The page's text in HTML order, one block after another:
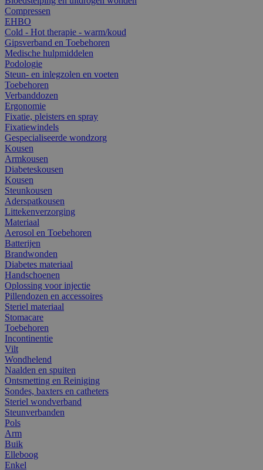
Compressen
EHBO
Cold - Hot therapie - warm/koud
Gipsverband en Toebehoren
Medische hulpmiddelen
Podologie
Steun- en inlegzolen en voeten
Toebehoren
Verbanddozen
Ergonomie
Fixatie, pleisters en spray
Fixatiewindels
Gespecialiseerde wondzorg
Kousen
Armkousen
Diabeteskousen
Kousen
Steunkousen
Aderspatkousen
Littekenverzorging
Materiaal
Aerosol en Toebehoren
Batterijen
Brandwonden
Diabetes materiaal
Handschoenen
Oplossing voor injectie
Pillendozen en accessoires
Steriel materiaal
Stomacare
Toebehoren
Incontinentie
Vilt
Wondhelend
Naalden en spuiten
Ontsmetting en Reiniging
Sondes, baxters en catheters
Steriel wondverband
Steunverbanden
Pols
Arm
Buik
Elleboog
Enkel